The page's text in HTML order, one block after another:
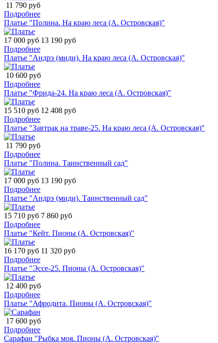
11 790 руб
Подробнее
Платье "Полина. На краю леса (А. Островская)"
17 000 руб 13 190 руб
Подробнее
Платье "Андрэ (миди). На краю леса (А. Островская)"
10 600 руб
Подробнее
Платье "Фрида-24. На краю леса (А. Островская)"
15 510 руб 12 408 руб
Подробнее
Платье "Завтрак на траве-25. На краю леса (А. Островская)"
11 790 руб
Подробнее
Платье "Полина. Таинственный сад"
17 000 руб 13 190 руб
Подробнее
Платье "Андрэ (миди). Таинственный сад"
15 710 руб 7 860 руб
Подробнее
Платье "Кейт. Пионы (А. Островская)"
16 170 руб 11 320 руб
Подробнее
Платье "Эссе-25. Пионы (А. Островская)"
12 400 руб
Подробнее
Платье "Афродита. Пионы (А. Островская)"
17 600 руб
Подробнее
Сарафан "Рыбка моя. Пионы (А. Островская)"